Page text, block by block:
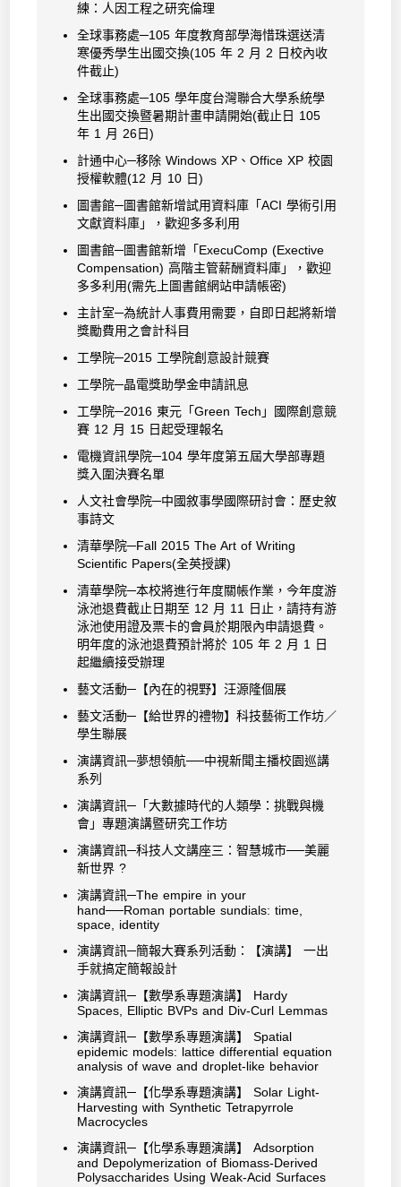
練：人因工程之研究倫理
全球事務處─105 年度教育部學海惜珠選送清
寒優秀學生出國交換(105 年 2 月 2 日校內收
件截止)
全球事務處─105 學年度台灣聯合大學系統學
生出國交換暨暑期計畫申請開始(截止日 105
年 1 月 26日)
計通中心─移除 Windows XP、Office XP 校園
授權軟體(12 月 10 日)
圖書館─圖書館新增試用資料庫「ACI 學術引用
文獻資料庫」，歡迎多多利用
圖書館─圖書館新增「ExecuComp (Exective
Compensation) 高階主管薪酬資料庫」，歡迎
多多利用(需先上圖書館網站申請帳密)
主計室─為統計人事費用需要，自即日起將新增
獎勵費用之會計科目
工學院─2015 工學院創意設計競賽
工學院─晶電獎助學金申請訊息
工學院─2016 東元「Green Tech」國際創意競
賽 12 月 15 日起受理報名
電機資訊學院─104 學年度第五屆大學部專題
獎入圍決賽名單
人文社會學院─中國敘事學國際研討會：歷史敘
事詩文
清華學院─Fall 2015 The Art of Writing
Scientific Papers(全英授課)
清華學院─本校將進行年度關帳作業，今年度游
泳池退費截止日期至 12 月 11 日止，請持有游
泳池使用證及票卡的會員於期限內申請退費。
明年度的泳池退費預計將於 105 年 2 月 1 日
起繼續接受辦理
藝文活動─【內在的視野】汪源隆個展
藝文活動─【給世界的禮物】科技藝術工作坊／
學生聯展
演講資訊─夢想領航──中視新聞主播校園巡講
系列
演講資訊─「大數據時代的人類學：挑戰與機
會」專題演講暨研究工作坊
演講資訊─科技人文講座三：智慧城市──美麗
新世界 ?
演講資訊─The empire in your
hand──Roman portable sundials: time,
space, identity
演講資訊─簡報大賽系列活動：【演講】 一出
手就搞定簡報設計
演講資訊─【數學系專題演講】 Hardy
Spaces, Elliptic BVPs and Div-Curl Lemmas
演講資訊─【數學系專題演講】 Spatial
epidemic models: lattice differential equation
analysis of wave and droplet-like behavior
演講資訊─【化學系專題演講】 Solar Light-
Harvesting with Synthetic Tetrapyrrole
Macrocycles
演講資訊─【化學系專題演講】 Adsorption
and Depolymerization of Biomass-Derived
Polysaccharides Using Weak-Acid Surfaces